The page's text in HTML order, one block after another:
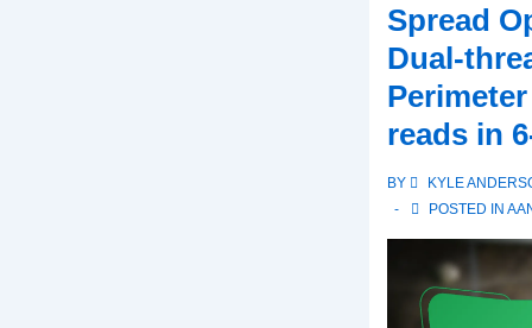
quarterback,
Run-
pass
opties,
in
football
Spread
Dual-
reads in
BY KYLE
POSTED IN